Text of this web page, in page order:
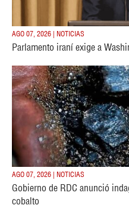
AGO 07, 2026 | NOTICIAS
Parlamento iraní exige a
AGO 07, 2026 | NOTICIAS
Gobierno de RDC anunció
cobalto